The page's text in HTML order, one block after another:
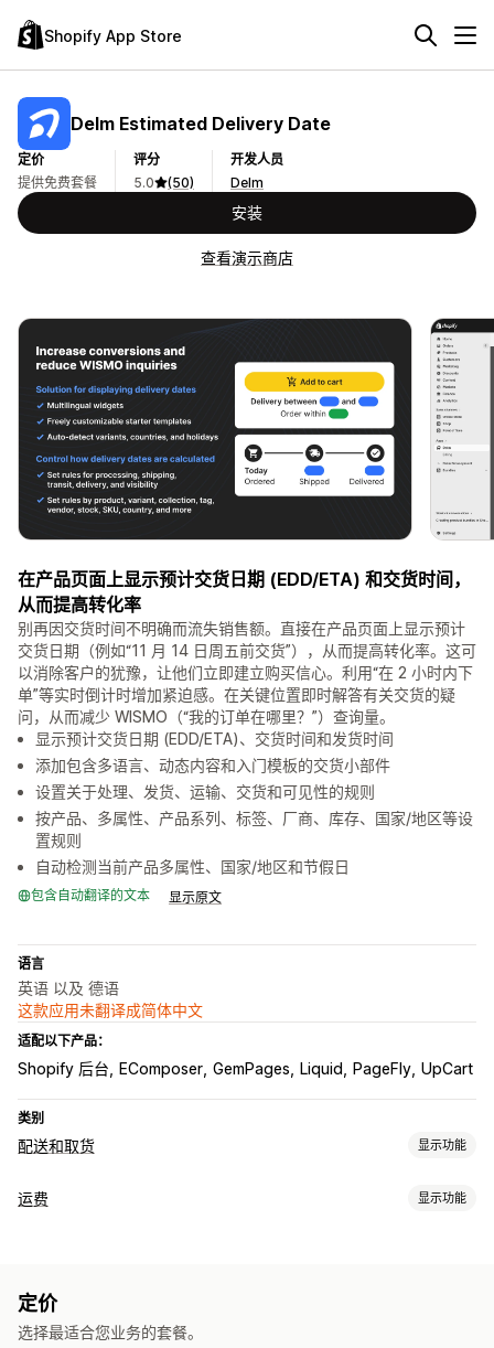
Shopify App Store
Delm Estimated Delivery Date
定价
提供免费套餐
评分
5.0
(50)
开发人员
Delm
安装
查看演示商店
在产品页面上显示预计交货日期 (EDD/ETA) 和交货时间，
从而提高转化率
别再因交货时间不明确而流失销售额。直接在产品页面上显示预计
交货日期（例如“11 月 14 日周五前交货”），从而提高转化率。这可
以消除客户的犹豫，让他们立即建立购买信心。利用“在 2 小时内下
单”等实时倒计时增加紧迫感。在关键位置即时解答有关交货的疑
问，从而减少 WISMO（“我的订单在哪里？”）查询量。
显示预计交货日期 (EDD/ETA)、交货时间和发货时间
添加包含多语言、动态内容和入门模板的交货小部件
设置关于处理、发货、运输、交货和可见性的规则
按产品、多属性、产品系列、标签、厂商、库存、国家/地区等设
置规则
自动检测当前产品多属性、国家/地区和节假日
包含自动翻译的文本 显示原文
语言
英语 以及 德语
这款应用未翻译成简体中文
适配以下产品：
Shopify 后台 EComposer GemPages Liquid PageFly UpCart
类别
配送和取货 显示功能
配送选项
多个地点
实时跟踪
运费 显示功能
定价
选择最适合您业务的套餐。